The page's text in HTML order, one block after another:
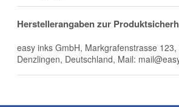
Firma
Herstellerangaben zur
easy inks GmbH, Markgrafenstrasse 123,
Denzlingen, Deutschland, Mail: